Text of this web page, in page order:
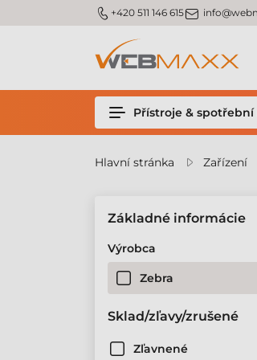
m_phone +420 511 146 615m_email
Přístroje &
Hlavní stránka Zařízení
Základné informácie
Výrobca
Zebra
Sklad/zľavy/zrušené
Zľavnené